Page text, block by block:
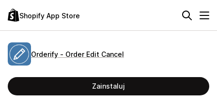
Shopify App Store
Orderify ‑ Order Edit Cancel
Zainstaluj